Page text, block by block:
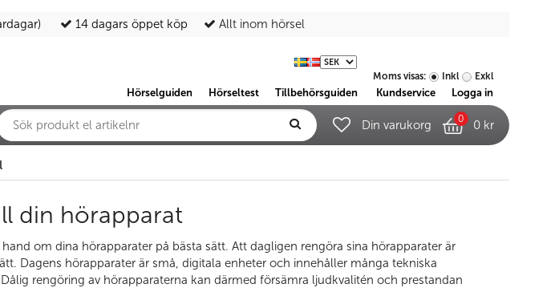
14 dagars öppet köp Allt inom hörsel
Moms visas: Inkl Exkl
Hörselguiden Hörseltest Tillbehörsguiden Kundservice Logga in
Din varukorg 0 0 kr
din hörapparat
om dina hörapparater på bästa sätt. Att dagligen rengöra sina hörapparater är
Dagens hörapparater är små, digitala enheter och innehåller många tekniska
rengöring av hörapparaterna kan därmed försämra ljudkvalitén och prestandan